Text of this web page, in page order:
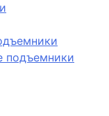
подъемники